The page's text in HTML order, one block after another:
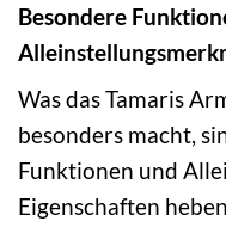
Besondere
Was das Tamaris
besonders macht,
Funktionen und
Eigenschaften